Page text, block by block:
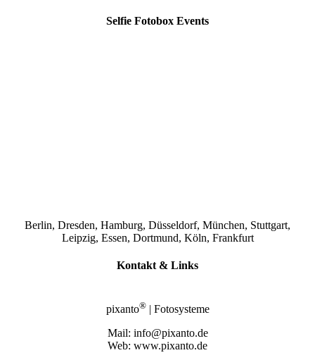
Selfie Fotobox Events
Berlin, Dresden, Hamburg, Düsseldorf, München, Stuttgart,
Leipzig, Essen, Dortmund, Köln, Frankfurt
Kontakt & Links
pixanto®| Fotosysteme
Mail: info@pixanto.de
Web: www.pixanto.de